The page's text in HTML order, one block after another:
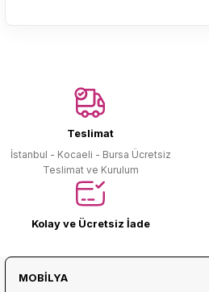
Teslimat
İstanbul - Kocaeli - Bursa Ücretsiz
Teslimat ve Kurulum
Kolay ve Ücretsiz İade
MOBİLYA